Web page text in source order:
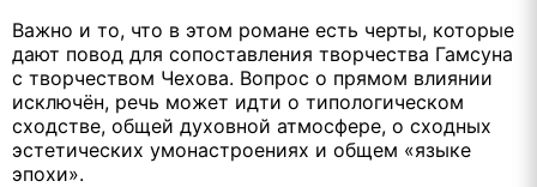
Важно и то, что в этом романе есть черты, которые
дают повод для сопоставления творчества Гамсуна
с творчеством Чехова. Вопрос о прямом влиянии
исключён, речь может идти о типологическом
сходстве, общей духовной атмосфере, о сходных
эстетических умонастроениях и общем «языке
эпохи».